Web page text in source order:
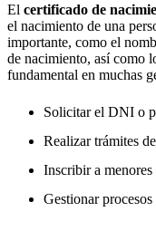
El certificado de
el nacimiento de una
importante, como el
de nacimiento, así como
fundamental en muchas
Solicitar el DNI o
Realizar trámites
Inscribir a menores
Gestionar